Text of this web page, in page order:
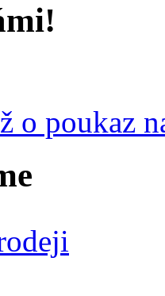
o poukaz